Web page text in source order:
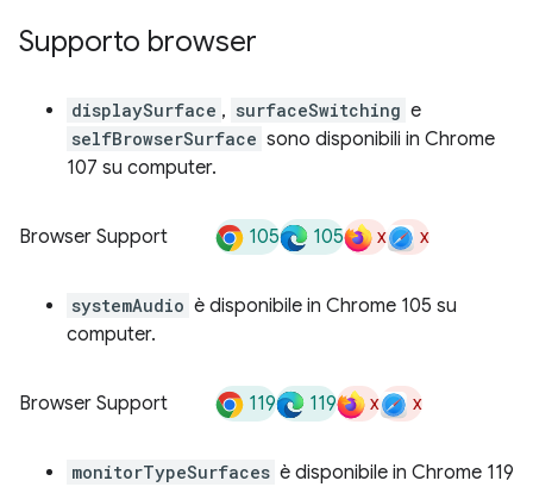
Supporto browser
displaySurface , surfaceSwitching e
selfBrowserSurface sono disponibili in Chrome
107 su computer.
Browser Support 105 105 x x
systemAudio è disponibile in Chrome 105 su
computer.
Browser Support 119 119 x x
monitorTypeSurfaces è disponibile in Chrome 119